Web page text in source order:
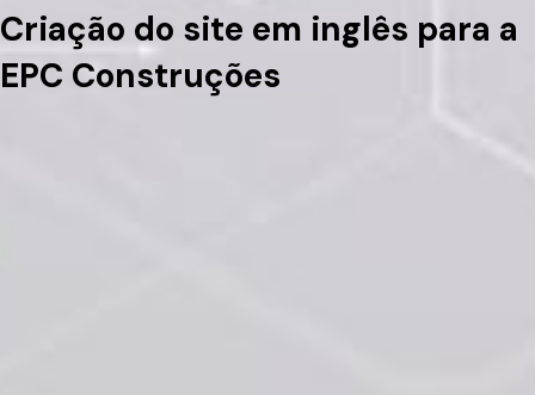
Criação do site em inglês para a
EPC Construções